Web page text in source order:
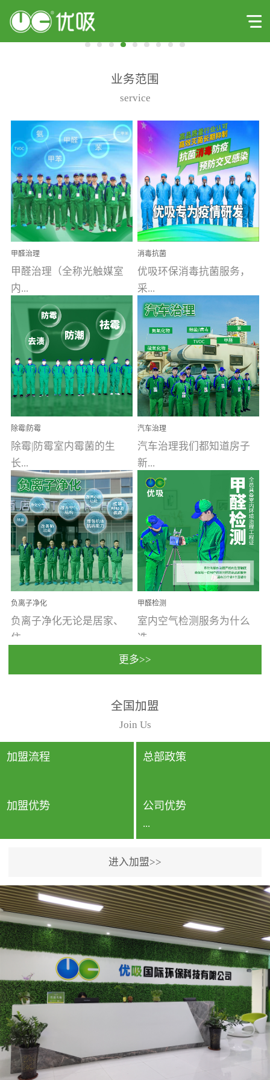
业务范围
service
甲醛治理
甲醛治理（全称光触媒室
内...
空气污染净化治理）工业
文明的进步，创造了多姿
多彩的家居产品和生活情
调，但也带来了以甲醛为
首的室内...
消毒抗菌
优吸环保消毒抗菌服务，
采...
用行业公认奥维牌消毒
液，具备杀死人体冠状病
毒的功效，杀菌率
99.99%。相对于传统消毒
液来说，无...
除霉|防霉
除霉|防霉室内霉菌的生
长...
受温度、湿度、基质养
分、通风四个条件影响，
温暖潮湿、营养物质多、
通风缓慢的空间最易滋生
大量霉菌的...
汽车治理
汽车治理我们都知道房子
新...
装修完会有甲醛，其实汽
车的甲醛超标问题更为严
重。汽车的空间范围小，
配件、皮具、装饰多，这
些都是汽...
负离子净化
负离子净化无论是居家、
住...
动，人类长时间停留的室
内空间都有整体消毒的需
要。因为空间内人流携带
的、空气...
甲醛检测
室内空气检测服务为什么
选...
行国家规定的标准检测方
法，空气采样量准确，检
测结果可靠，远胜于其他
检测...
更多>>
全国加盟
Join Us
加盟流程 总部政策
加盟优势 公司优势
...
专利保护优势、双甲资质
企业（“室内环境净化治理
甲级施工资质”“室内环境
污染治理资质等级证
书”）、拥有多名高级《环
境工程高级工程师》室内
空气治理资格认证的治理
人员、掌握室内空气净化
治理实用技术和五项专利
技术、八项计算机软件著
作权登记证书等。研发实
进入加盟>>